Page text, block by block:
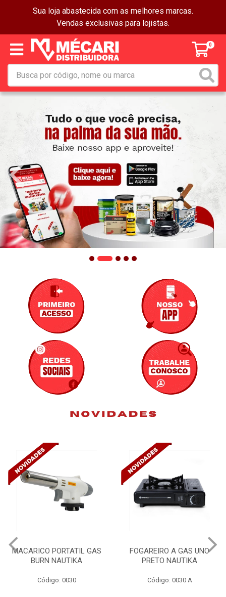
Sua loja abastecida com as melhores marcas.
Vendas exclusivas para lojistas.
0
MACARICO PORTATIL GAS
BURN NAUTIKA
Código: 0030
FOGAREIRO A GAS UNO
PRETO NAUTIKA
Código: 0030 A